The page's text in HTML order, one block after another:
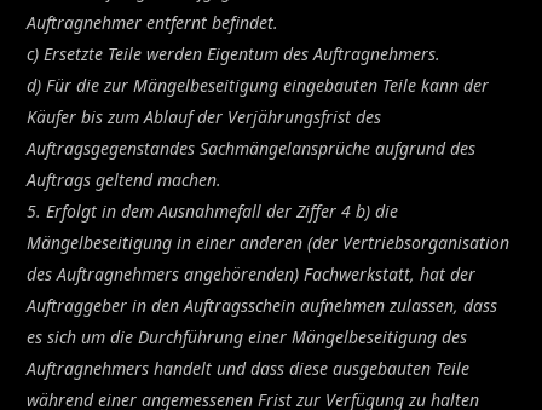
Auftragnehmer entfernt befindet.
c) Ersetzte Teile werden Eigentum des Auftragnehmers.
d) Für die zur Mängelbeseitigung eingebauten Teile kann der
Käufer bis zum Ablauf der Verjährungsfrist des
Auftragsgegenstandes Sachmängelansprüche aufgrund des
Auftrags geltend machen.
5. Erfolgt in dem Ausnahmefall der Ziffer 4 b) die
Mängelbeseitigung in einer anderen (der Vertriebsorganisation
des Auftragnehmers angehörenden) Fachwerkstatt, hat der
Auftraggeber in den Auftragsschein aufnehmen zulassen, dass
es sich um die Durchführung einer Mängelbeseitigung des
Auftragnehmers handelt und dass diese ausgebauten Teile
während einer angemessenen Frist zur Verfügung zu halten